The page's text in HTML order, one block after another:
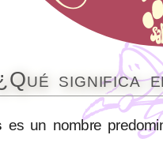
significa
es un nombre